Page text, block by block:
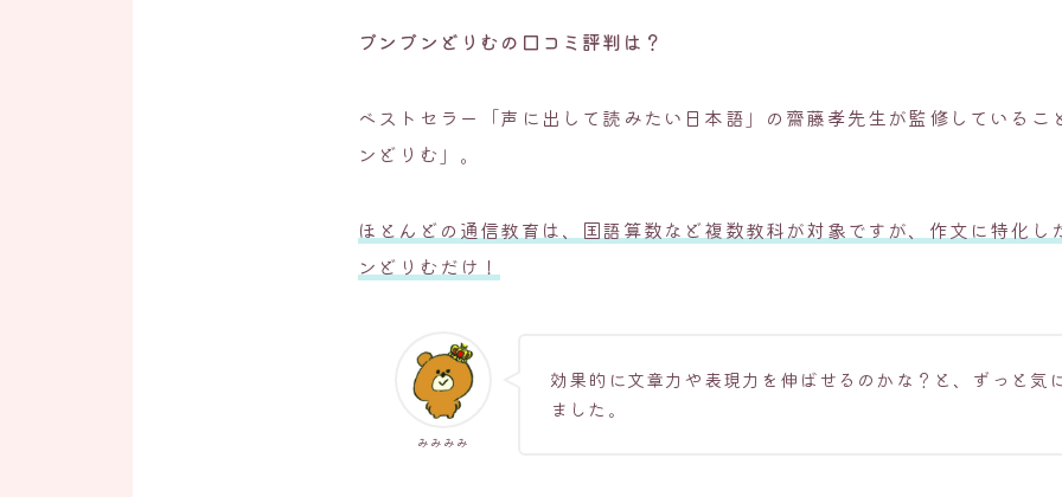
ブンブンどりむの口コミ評判は？
ベストセラー「声に出して読みたい日本語」の齋藤孝先生が監修しているこ
ンどりむ」。
ほとんどの通信教育は、国語算数など複数教科が対象ですが、作文に特化し
ンどりむだけ！
みみみみ
効果的に文章力や表現力を伸ばせるのかな？と、ずっと気
ました。